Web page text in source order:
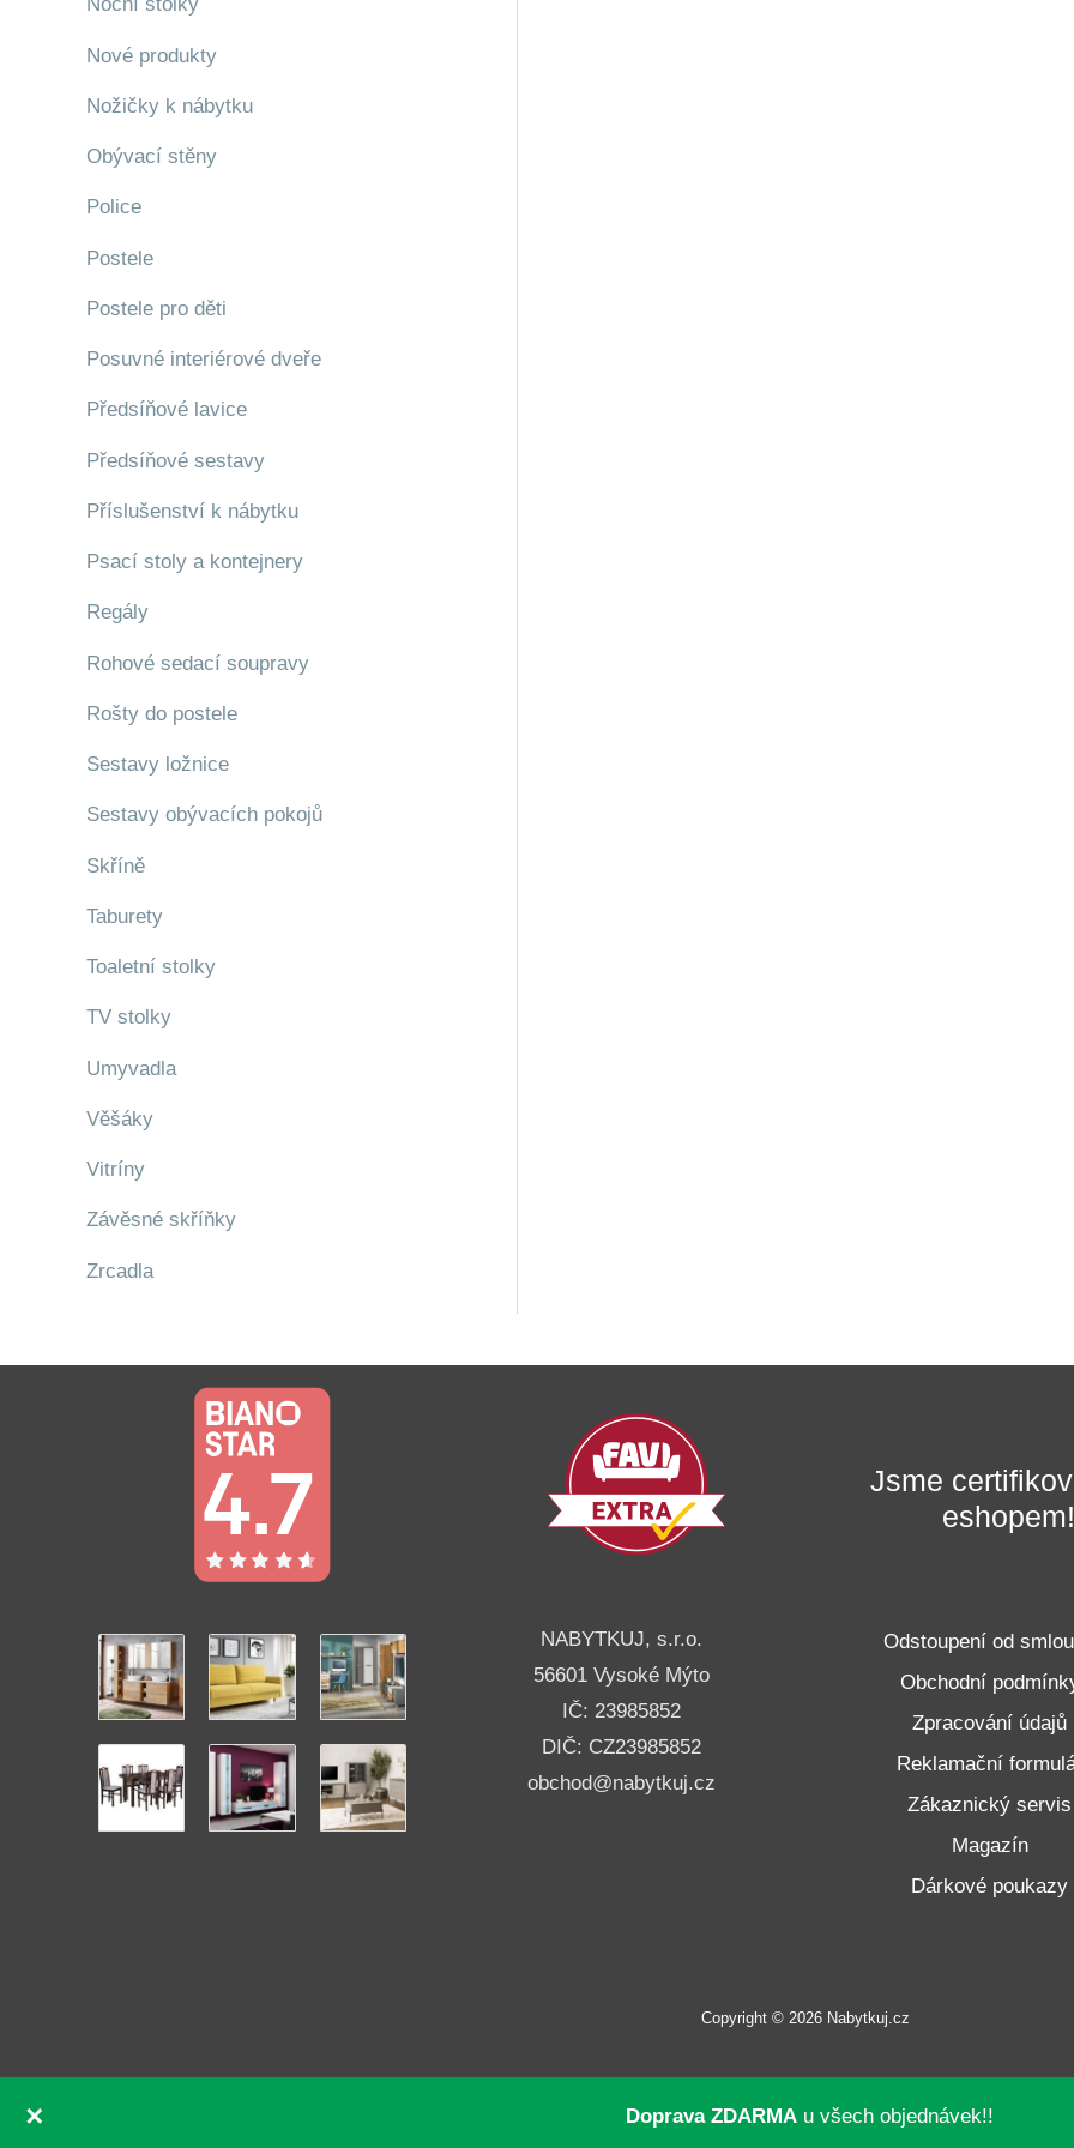
Noční stolky
Nové produkty
Nožičky k nábytku
Obývací stěny
Police
Postele
Postele pro děti
Posuvné interiérové dveře
Předsíňové lavice
Předsíňové sestavy
Příslušenství k nábytku
Psací stoly a kontejnery
Regály
Rohové sedací soupravy
Rošty do postele
Sestavy ložnice
Sestavy obývacích pokojů
Skříně
Taburety
Toaletní stolky
TV stolky
Umyvadla
Věšáky
Vitríny
Závěsné skříňky
Zrcadla
Jsme
eshopem!
NABYTKUJ, s.r.o.
56601 Vysoké Mýto
IČ: 23985852
DIČ: CZ23985852
obchod@nabytkuj.cz
Odstoupení od
Obchodní
Zpracování údajů
Reklamační
Zákaznický servis
Magazín
Dárkové poukazy
Copyright © 2026 Nabytkuj.cz
✕ Doprava ZDARMA u všech objednávek!!